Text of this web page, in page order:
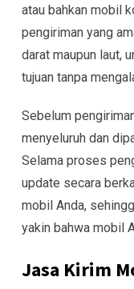
atau bahkan mobil
pengiriman yang
darat maupun laut,
tujuan tanpa
Sebelum
menyeluruh dan
Selama proses
update secara
mobil Anda,
yakin bahwa mobil
Jasa Kirim